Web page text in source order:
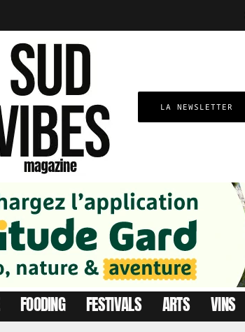
LA NEWSLETTER
FOODING FESTIVALS ARTS VINS